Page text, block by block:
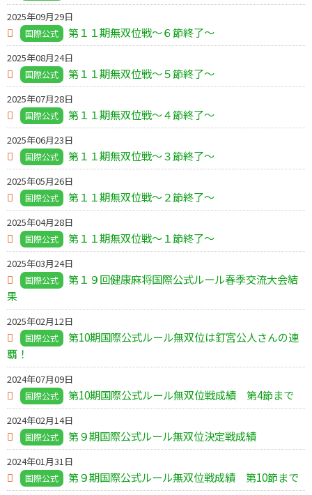
2025年09月29日
国際公式 第１１期無双位戦～６節終了～
2025年08月24日
国際公式 第１１期無双位戦～５節終了～
2025年07月28日
国際公式 第１１期無双位戦～４節終了～
2025年06月23日
国際公式 第１１期無双位戦～３節終了～
2025年05月26日
国際公式 第１１期無双位戦～２節終了～
2025年04月28日
国際公式 第１１期無双位戦～１節終了～
2025年03月24日
国際公式
第１９回健康麻将国際公式ルール春季交流大会結
果
2025年02月12日
国際公式
第10期国際公式ルール無双位は釘宮公人さんの連
覇！
2024年07月09日
国際公式 第10期国際公式ルール無双位戦成績 第4節まで
2024年02月14日
国際公式 第９期国際公式ルール無双位決定戦成績
2024年01月31日
国際公式 第９期国際公式ルール無双位戦成績 第10節まで